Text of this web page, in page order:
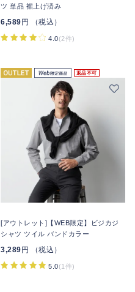
ツ 単品 裾上げ済み
6,589 円 （税込）
4.0(2件)
返品不可
[アウトレット]【WEB限定】ビジカジ
シャツ ツイル バンドカラー
3,289 円 （税込）
5.0(1件)